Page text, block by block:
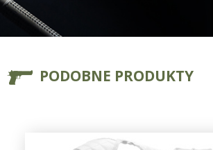
PODOBNE PRODUKTY